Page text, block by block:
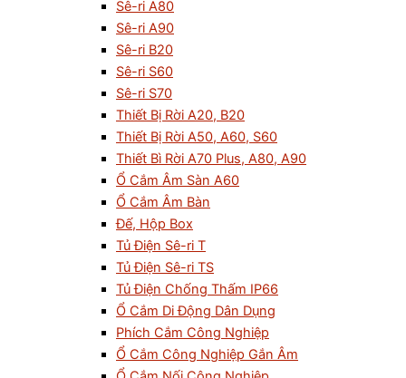
Sê-ri A80
Sê-ri A90
Sê-ri B20
Sê-ri S60
Sê-ri S70
Thiết Bị Rời A20, B20
Thiết Bị Rời A50, A60, S60
Thiết Bì Rời A70 Plus, A80, A90
Ổ Cắm Âm Sàn A60
Ổ Cắm Âm Bàn
Đế, Hộp Box
Tủ Điện Sê-ri T
Tủ Điện Sê-ri TS
Tủ Điện Chống Thấm IP66
Ổ Cắm Di Động Dân Dụng
Phích Cắm Công Nghiệp
Ổ Cắm Công Nghiệp Gắn Âm